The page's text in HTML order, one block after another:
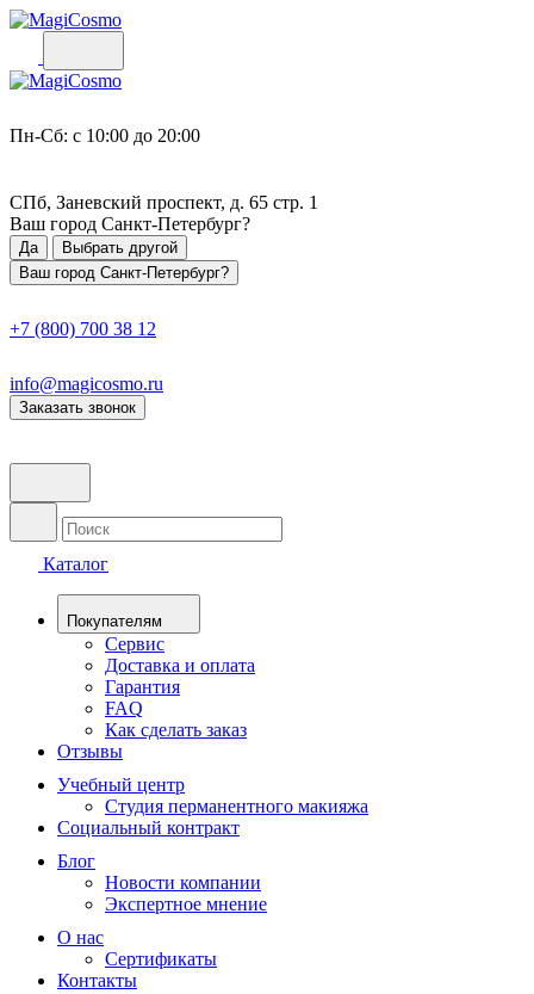
Пн-Сб: с 10:00 до 20:00
СПб, Заневский проспект, д. 65 стр. 1
Ваш город Санкт-Петербург?
Да
Выбрать другой
Ваш город Санкт-Петербург?
+7 (800) 700 38 12
info@magicosmo.ru
Заказать звонок
Каталог
Покупателям
Сервис
Доставка и оплата
Гарантия
FAQ
Как сделать заказ
Отзывы
Учебный центр
Студия перманентного макияжа
Социальный контракт
Блог
Новости компании
Экспертное мнение
О нас
Сертификаты
Контакты